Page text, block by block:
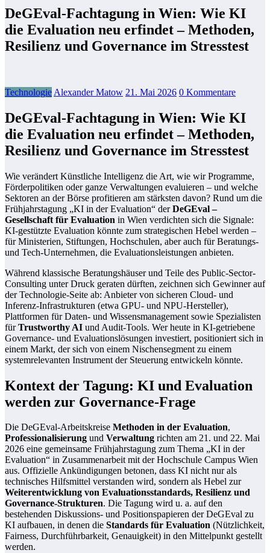
DeGEval-Fachtagung in Wien: Wie KI
die Evaluation neu erfindet – Methoden,
Resilienz und Governance im Stresstest
Technologie Alexander Matow 21. Mai 2026 0 Kommentare
DeGEval-Fachtagung in Wien: Wie KI
die Evaluation neu erfindet – Methoden,
Resilienz und Governance im Stresstest
Wie verändert Künstliche Intelligenz die Art, wie wir Programme,
Förderpolitiken oder ganze Verwaltungen evaluieren – und welche
Sektoren an der Börse profitieren am stärksten davon? Rund um die
Frühjahrstagung „KI in der Evaluation“ derDeGEval –
Gesellschaft für Evaluation in Wien verdichten sich die Signale:
KI-gestützte Evaluation könnte zum strategischen Hebel werden –
für Ministerien, Stiftungen, Hochschulen, aber auch für Beratungs-
und Tech-Unternehmen, die Evaluationsleistungen anbieten.
Während klassische Beratungshäuser und Teile des Public-Sector-
Consulting unter Druck geraten dürften, zeichnen sich Gewinner auf
der Technologie-Seite ab: Anbieter von sicheren Cloud- und
Inferenz-Infrastrukturen (etwa GPU- und NPU-Hersteller),
Plattformen für Daten- und Wissensmanagement sowie Spezialisten
fürTrustworthy AI und Audit-Tools. Wer heute in KI-getriebene
Governance- und Evaluationslösungen investiert, positioniert sich in
einem Markt, der sich von einem Nischensegment zu einem
systemrelevanten Instrument der Steuerung entwickeln könnte.
Kontext der Tagung: KI und Evaluation
werden zur Governance-Frage
Die DeGEval-Arbeitskreise Methoden in der Evaluation,
Professionalisierung und Verwaltung richten am 21. und 22. Mai
2026 eine gemeinsame Frühjahrstagung zum Thema „KI in der
Evaluation“ in Zusammenarbeit mit der Hochschule Campus Wien
aus. Offizielle Ankündigungen betonen, dass KI nicht nur als
technisches Hilfsmittel verstanden wird, sondern als Hebel zur
Weiterentwicklung von Evaluationsstandards, Resilienz und
Governance-Strukturen. Die Tagung wird u. a. auf den
bestehenden Diskussions- und Positionspapieren der DeGEval zu
KI aufbauen, in denen die Standards für Evaluation (Nützlichkeit,
Fairness, Durchführbarkeit, Genauigkeit) in den Mittelpunkt gestellt
werden.